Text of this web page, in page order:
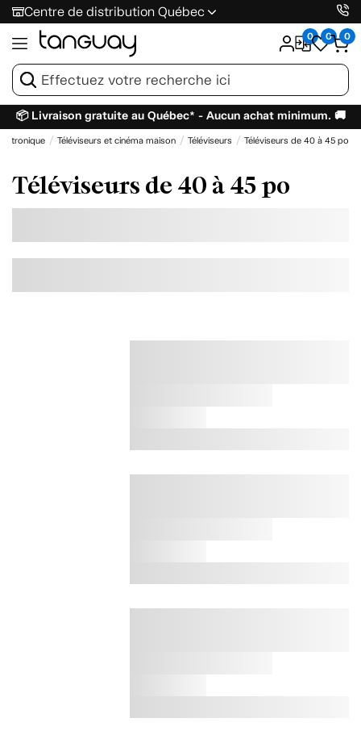
Centre de distribution Québec
0 0 0
📦 Livraison gratuite au Québec* - Aucun achat minimum. 🚚
Téléviseurs et cinéma maison Téléviseurs Téléviseurs de 40 à 45 po
Téléviseurs de 40 à 45 po